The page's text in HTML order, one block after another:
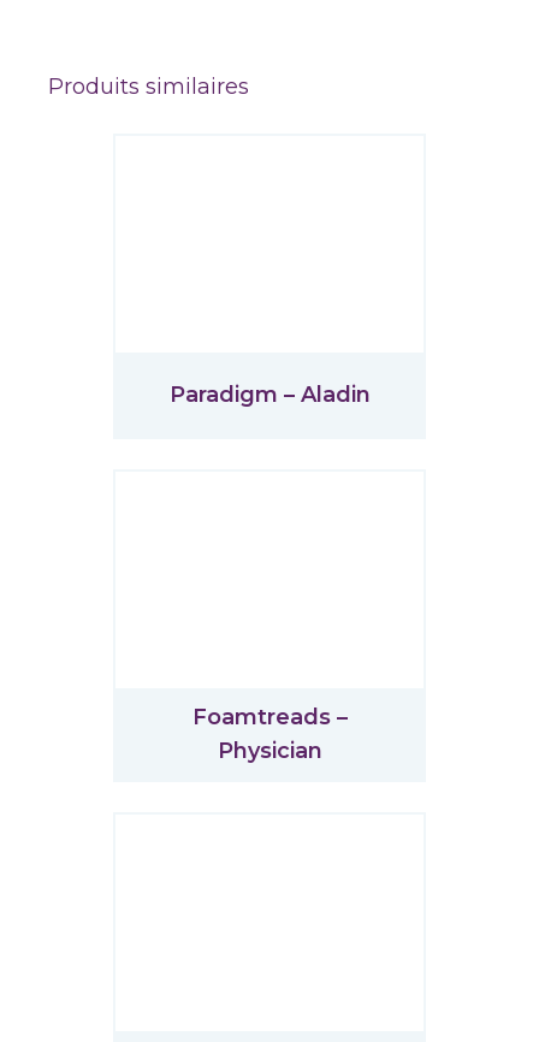
Produits similaires
Paradigm – Aladin
Foamtreads –
Physician